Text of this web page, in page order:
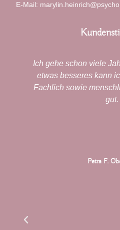
E-Mail:
Ich gehe schon viele
etwas besseres kann
Fachlich sowie
gut.
Petra F.